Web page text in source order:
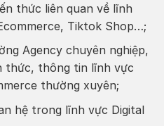
thức liên quan về lĩnh
Tiktok Shop…;
Agency chuyên nghiệp,
thức, thông tin lĩnh vực
thường xuyên;
hệ trong lĩnh vực Digital